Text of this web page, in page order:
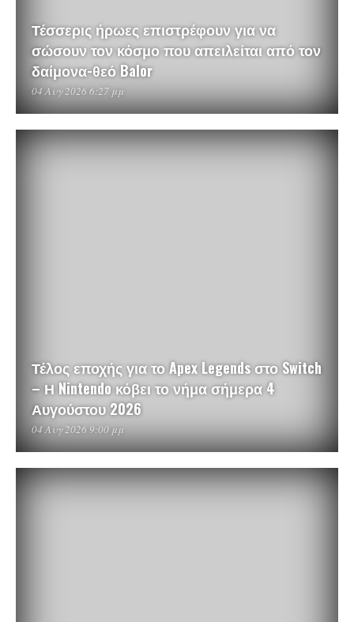
Τέσσερις ήρωες επιστρέφουν για να
σώσουν τον κόσμο που απειλείται από τον
δαίμονα-θεό Balor
04 Αυγ 2026 6:27 μμ
Τέλος εποχής για το Apex Legends στο Switch
– Η Nintendo κόβει το νήμα σήμερα 4
Αυγούστου 2026
04 Αυγ 2026 9:00 μμ